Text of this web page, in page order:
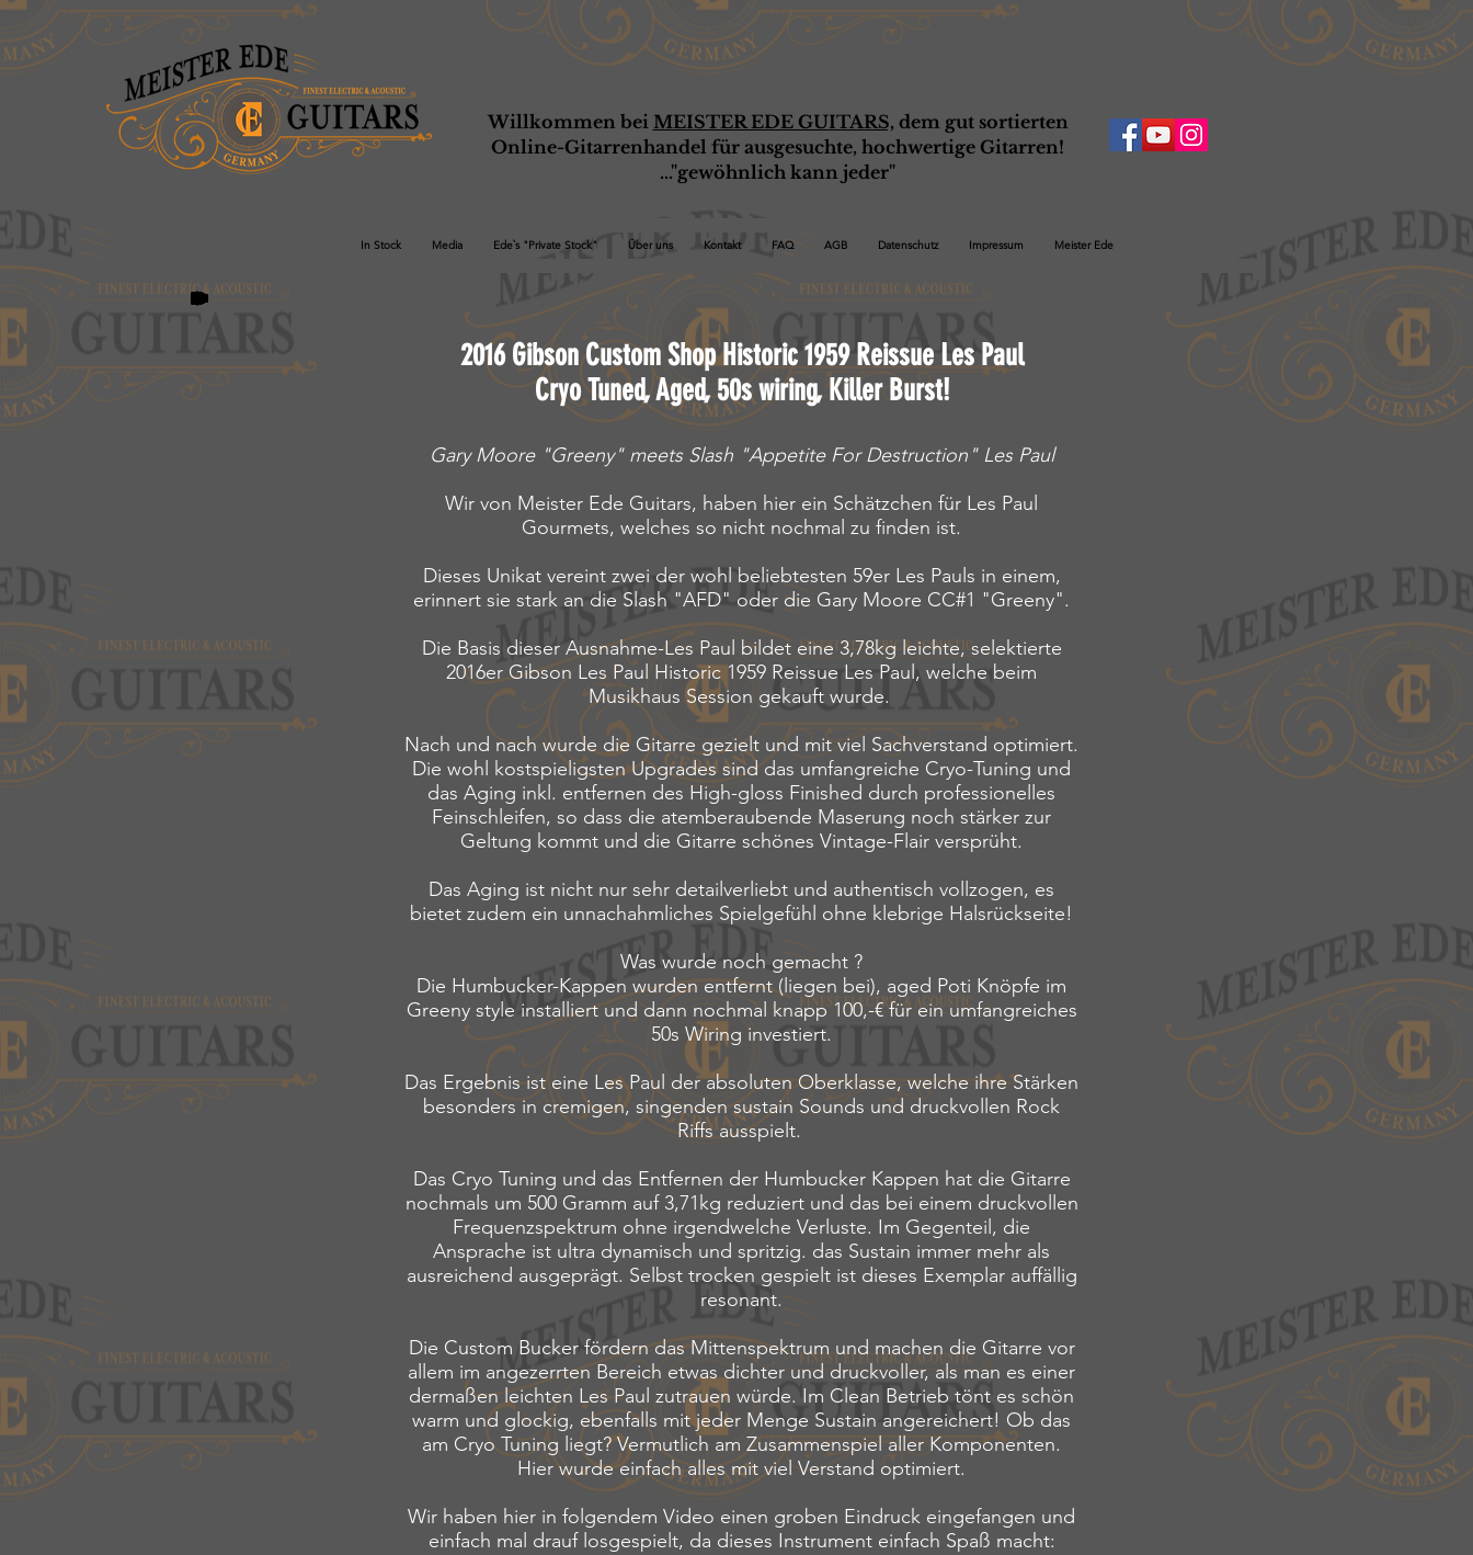
Willkommen bei MEISTER EDE GUITARS, dem gut sortierten
Online-Gitarrenhandel für ausgesuchte, hochwertige Gitarren!
..."gewöhnlich kann jeder"
In Stock Media Ede`s "Private Stock" Über uns Kontakt FAQ AGB Datenschutz Impressum Meister Ede
2016 Gibson Custom Shop Historic 1959 Reissue Les Paul
Cryo Tuned, Aged, 50s wiring, KillerBurst!
Gary Moore "Greeny" meets Slash "Appetite For Destruction" Les Paul
Wir von Meister Ede Guitars, haben hier ein Schätzchen für Les Paul
Gourmets, welches so nicht nochmal zu finden ist.
Dieses Unikat vereint zwei der wohl beliebtesten 59er Les Pauls in einem,
erinnert sie stark an die Slash "AFD" oder die Gary Moore CC#1 "Greeny".
Die Basis dieser Ausnahme-Les Paul bildet eine 3,78kg leichte, selektierte
2016er Gibson Les Paul Historic 1959 Reissue Les Paul, welche beim
Musikhaus Session gekauft wurde.
Nach und nach wurde die Gitarre gezielt und mit viel Sachverstand optimiert.
Die wohl kostspieligsten Upgrades sind das umfangreiche Cryo-Tuning und
das Aging inkl. entfernen des High-gloss Finished durch professionelles
Feinschleifen, so dass die atemberaubende Maserung noch stärker zur
Geltung kommt und die Gitarre schönes Vintage-Flair versprüht.
Das Aging ist nicht nur sehr detailverliebt und authentisch vollzogen, es
bietet zudem ein unnachahmliches Spielgefühl ohne klebrige Halsrückseite!
Was wurde noch gemacht ?
Die Humbucker-Kappen wurden entfernt (liegen bei), aged Poti Knöpfe im
Greeny style installiert und dann nochmal knapp 100,-€ für ein umfangreiches
50s Wiring investiert.
Das Ergebnis ist eine Les Paul der absoluten Oberklasse, welche ihre Stärken
besonders in cremigen, singenden sustain Sounds und druckvollen Rock
Riffs ausspielt.
Das Cryo Tuning und das Entfernen der Humbucker Kappen hat die Gitarre
nochmals um 500 Gramm auf 3,71kg reduziert und das bei einem druckvollen
Frequenzspektrum ohne irgendwelche Verluste. Im Gegenteil, die
Ansprache ist ultra dynamisch und spritzig. das Sustain immer mehr als
ausreichend ausgeprägt. Selbst trocken gespielt ist dieses Exemplar auffällig
resonant.
Die Custom Bucker fördern das Mittenspektrum und machen die Gitarre vor
allem im angezerrten Bereich etwas dichter und druckvoller, als man es einer
dermaßen leichten Les Paul zutrauen würde. Im Clean Betrieb tönt es schön
warm und glockig, ebenfalls mit jeder Menge Sustain angereichert! Ob das
am Cryo Tuning liegt? Vermutlich am Zusammenspiel aller Komponenten.
Hier wurde einfach alles mit viel Verstand optimiert.
Wir haben hier in folgendem Video einen groben Eindruck eingefangen und
einfach mal drauf losgespielt, da dieses Instrument einfach Spaß macht: